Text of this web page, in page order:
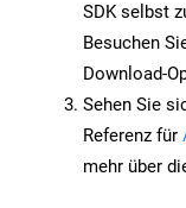
SDK selbst
Besuchen
Download-
Sehen Sie
Referenz für
mehr über